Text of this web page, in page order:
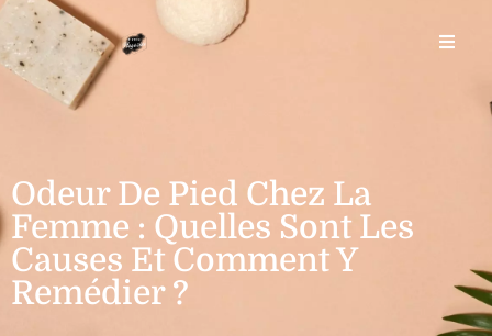
Odeur De Pied Chez La
Femme : Quelles Sont Les
Causes Et Comment Y
Remédier ?